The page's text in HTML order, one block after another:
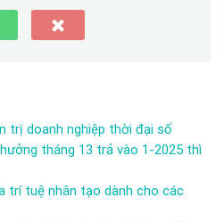
trị doanh nghiệp thời đại số
tháng 13 trả vào 1-2025 thì
trí tuệ nhân tạo dành cho các